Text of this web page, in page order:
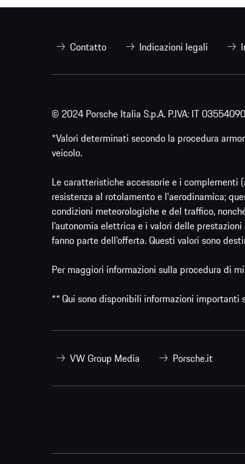
Contatto Indicazioni legali
© 2024 Porsche Italia S.p.A. P.IVA: IT
*Valori determinati secondo la procedura
veicolo.
Le caratteristiche accessorie e i complementi
resistenza al rotolamento e l'aerodinamica;
condizioni meteorologiche e del traffico,
l’autonomia elettrica e i valori delle
fanno parte dell'offerta. Questi valori sono
Per maggiori informazioni sulla procedura di
** Qui sono disponibili informazioni
VW Group Media Porsche.it